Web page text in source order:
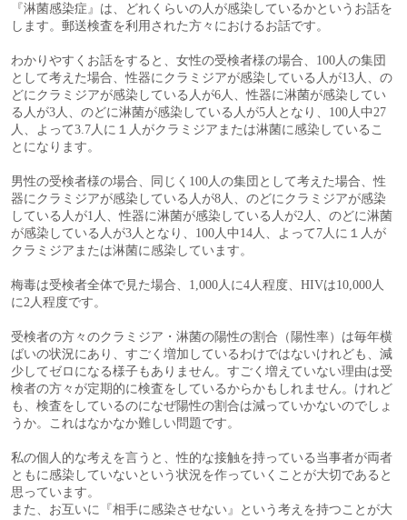
『淋菌感染症』は、どれくらいの人が感染しているかというお話を
します。郵送検査を利用された方々におけるお話です。
わかりやすくお話をすると、女性の受検者様の場合、100人の集団
として考えた場合、性器にクラミジアが感染している人が13人、の
どにクラミジアが感染している人が6人、性器に淋菌が感染してい
る人が3人、のどに淋菌が感染している人が5人となり、100人中27
人、よって3.7人に１人がクラミジアまたは淋菌に感染しているこ
とになります。
男性の受検者様の場合、同じく100人の集団として考えた場合、性
器にクラミジアが感染している人が8人、のどにクラミジアが感染
している人が1人、性器に淋菌が感染している人が2人、のどに淋菌
が感染している人が3人となり、100人中14人、よって7人に１人が
クラミジアまたは淋菌に感染しています。
梅毒は受検者全体で見た場合、1,000人に4人程度、HIVは10,000人
に2人程度です。
受検者の方々のクラミジア・淋菌の陽性の割合（陽性率）は毎年横
ばいの状況にあり、すごく増加しているわけではないけれども、減
少してゼロになる様子もありません。すごく増えていない理由は受
検者の方々が定期的に検査をしているからかもしれません。けれど
も、検査をしているのになぜ陽性の割合は減っていかないのでしょ
うか。これはなかなか難しい問題です。
私の個人的な考えを言うと、性的な接触を持っている当事者が両者
ともに感染していないという状況を作っていくことが大切であると
思っています。
また、お互いに『相手に感染させない』という考えを持つことが大